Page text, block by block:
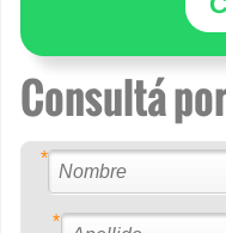
Consultá
*
*